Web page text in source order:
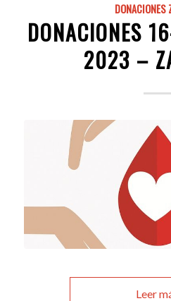
DONACIONES
DONACIONES
2023 –
Leer